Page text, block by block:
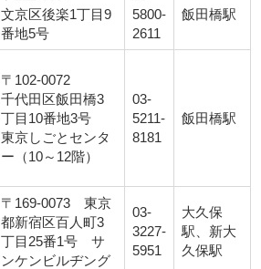
文京区後楽1丁目9
番地5号
5800-
2611
飯田橋駅
〒102-0072
千代田区飯田橋3
丁目10番地3号
東京しごとセンタ
ー（10～12階）
03-
5211-
8181
飯田橋駅
〒169-0073 東京
都新宿区百人町3
丁目25番1号 サ
ンケンビルヂング
03-
3227-
5951
大久保
駅、新大
久保駅